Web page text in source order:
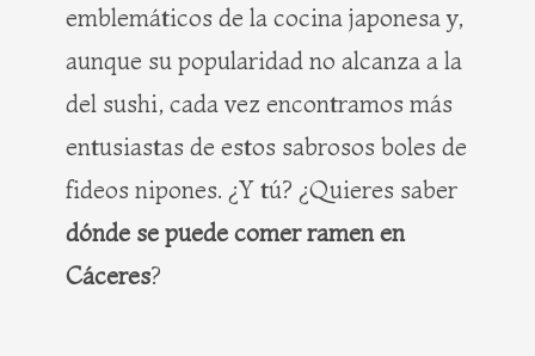
emblemáticos de la cocina japonesa y,
aunque su popularidad no alcanza a la
del sushi, cada vez encontramos más
entusiastas de estos sabrosos boles de
fideos nipones. ¿Y tú? ¿Quieres saber
dónde se puede comer ramen en
Cáceres?